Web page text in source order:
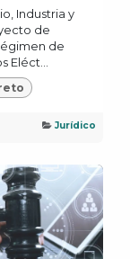
Industria y
de
de
Eléct...
Jurídico